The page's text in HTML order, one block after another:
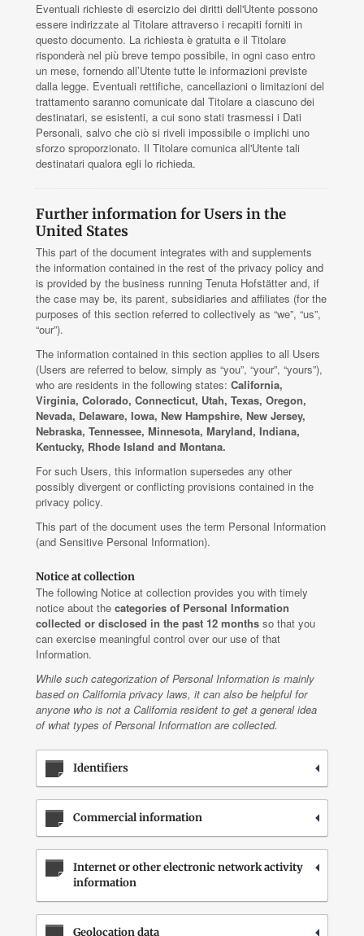
Eventuali richieste di esercizio dei diritti dell'Utente possono
essere indirizzate al Titolare attraverso i recapiti forniti in
questo documento. La richiesta è gratuita e il Titolare
risponderà nel più breve tempo possibile, in ogni caso entro
un mese, fornendo all’Utente tutte le informazioni previste
dalla legge. Eventuali rettifiche, cancellazioni o limitazioni del
trattamento saranno comunicate dal Titolare a ciascuno dei
destinatari, se esistenti, a cui sono stati trasmessi i Dati
Personali, salvo che ciò si riveli impossibile o implichi uno
sforzo sproporzionato. Il Titolare comunica all'Utente tali
destinatari qualora egli lo richieda.
Further information for Users in the
United States
This part of the document integrates with and supplements
the information contained in the rest of the privacy policy and
is provided by the business running Tenuta Hofstätter and, if
the case may be, its parent, subsidiaries and affiliates (for the
purposes of this section referred to collectively as “we”, “us”,
“our”).
The information contained in this section applies to all Users
(Users are referred to below, simply as “you”, “your”, “yours”),
who are residents in the following states: California,
Virginia, Colorado, Connecticut, Utah, Texas, Oregon,
Nevada, Delaware, Iowa, New Hampshire, New Jersey,
Nebraska, Tennessee, Minnesota, Maryland, Indiana,
Kentucky, Rhode Island and Montana.
For such Users, this information supersedes any other
possibly divergent or conflicting provisions contained in the
privacy policy.
This part of the document uses the term Personal Information
(and Sensitive Personal Information).
Notice at collection
The following Notice at collection provides you with timely
notice about the categories of Personal Information
collected or disclosed in the past 12 months so that you
can exercise meaningful control over our use of that
Information.
While such categorization of Personal Information is mainly
based on California privacy laws, it can also be helpful for
anyone who is not a California resident to get a general idea
of what types of Personal Information are collected.
Identifiers
Commercial information
Internet or other electronic network activity
information
Geolocation data